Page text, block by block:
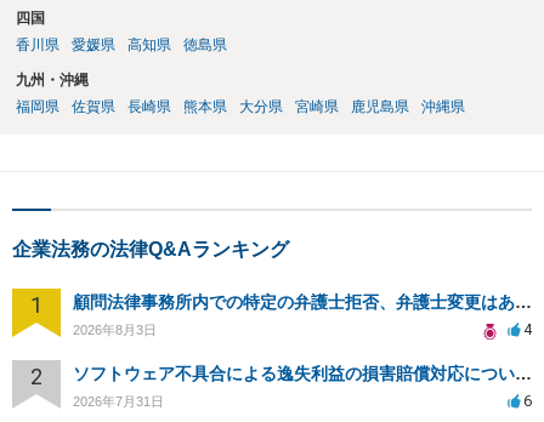
四国
香川県
愛媛県 高知県 徳島県
九州・沖縄
福岡県
佐賀県 長崎県 熊本県 大分県 宮崎県 鹿児島県 沖縄県
企業法務の法律Q&Aランキング
1 顧問法律事務所内での特定の弁護士拒否、弁護士変更はあり？一般論でも構いません。
2026年8月3日 4
2 ソフトウェア不具合による逸失利益の損害賠償対応について相談
2026年7月31日 6